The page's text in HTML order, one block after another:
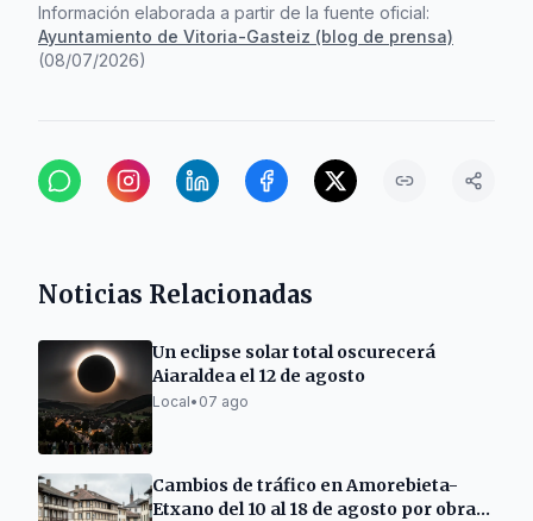
Información elaborada a partir de la fuente oficial:
Ayuntamiento de Vitoria-Gasteiz (blog de prensa)
(08/07/2026)
Noticias Relacionadas
Un eclipse solar total oscurecerá
Aiaraldea el 12 de agosto
Local• 07 ago
Cambios de tráfico en Amorebieta-
Etxano del 10 al 18 de agosto por obras